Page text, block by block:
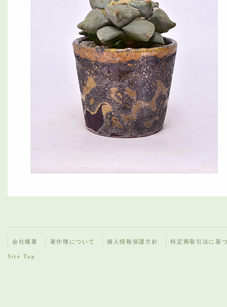
会社概要 著作権について 個人情報保護方針 特定商取引法に基
Site Top